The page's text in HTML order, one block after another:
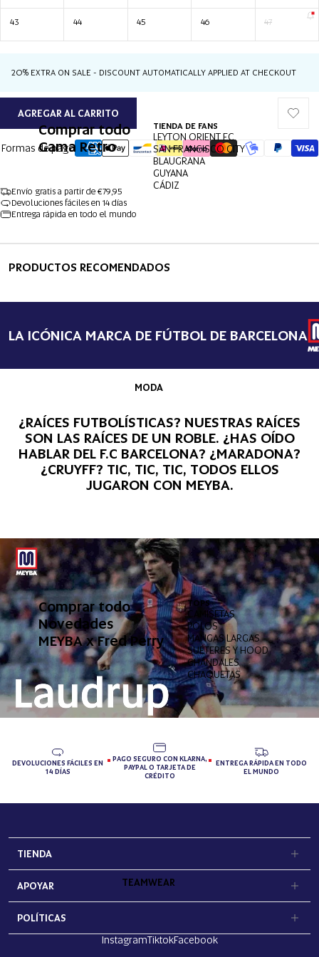
Comprar todo
Gama Retro
TIENDA DE FANS
LEYTON ORIENT FC
SAN FRANCISCO CITY
BLAUGRANA
GUYANA
CÁDIZ
MODA
Comprar todo
Novedades
MEYBA x Fred Perry
TOPS
CAMISETAS
POLOS
MANGAS LARGAS
SUÉTERES Y HOODIES
CHÁNDALES
CHAQUETAS
TEAMWEAR
ABRIR
IMAGEN
A
ABRIR
IMAGEN
A
ABRIR
IMAGEN
A
ABRIR
IMAGEN
A
ABRIR
IMAGEN
A
43 44 45 46 47
20% EXTRA ON SALE - DISCOUNT AUTOMATICALLY APPLIED AT CHECKOUT
AGREGAR AL CARRITO
Formas de pago
Envío gratis a partir de €79,95
Devoluciones fáciles en 14 días
Entrega rápida en todo el mundo
PRODUCTOS RECOMENDADOS
LA ICÓNICA MARCA DE FÚTBOL DE BARCELONA
¿RAÍCES FUTBOLÍSTICAS? NUESTRAS RAÍCES
SON LAS RAÍCES DE UN ROBLE. ¿HAS OÍDO
HABLAR DEL F.C BARCELONA? ¿MARADONA?
¿CRUYFF? TIC, TIC, TIC, TODOS ELLOS
JUGARON CON MEYBA.
DEVOLUCIONES FÁCILES EN
14 DÍAS
PAGO SEGURO CON KLARNA,
PAYPAL O TARJETA DE
CRÉDITO
ENTREGA RÁPIDA EN TODO
EL MUNDO
TIENDA
APOYAR
POLÍTICAS
InstagramTiktokFacebook